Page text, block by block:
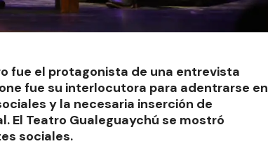
fue el protagonista de una entrevista
fue su interlocutora para adentrarse en
y la necesaria inserción de
El Teatro Gualeguaychú se mostró
sociales.